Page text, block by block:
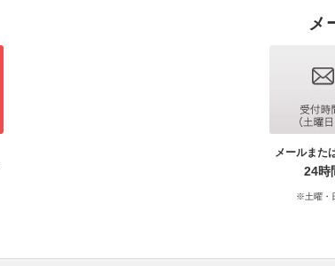
メ
メールまた
24時
※土曜・